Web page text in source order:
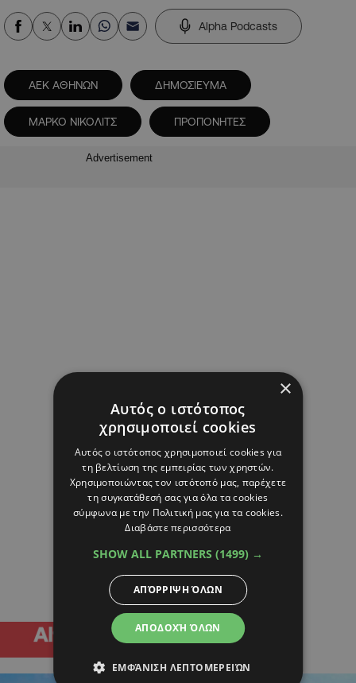
Alpha Podcasts
ΑΕΚ ΑΘΗΝΩΝ ΔΗΜΟΣΙΕΥΜΑ
ΜΑΡΚΟ ΝΙΚΟΛΙΤΣ ΠΡΟΠΟΝΗΤΕΣ
Advertisement
×
Αυτός ο ιστότοπος
χρησιμοποιεί cookies
Αυτός ο ιστότοπος χρησιμοποιεί cookies για
τη βελτίωση της εμπειρίας των χρηστών.
Χρησιμοποιώντας τον ιστότοπό μας, παρέχετε
τη συγκατάθεσή σας για όλα τα cookies
σύμφωνα με την Πολιτική μας για τα cookies.
Διαβάστε περισσότερα
SHOW ALL PARTNERS (1499) →
ΑΠΟΔΟΧΉ ΌΛΩΝ
ΑΠΌΡΡΙΨΗ ΌΛΩΝ
ΕΜΦΆΝΙΣΗ ΛΕΠΤΟΜΕΡΕΙΏΝ